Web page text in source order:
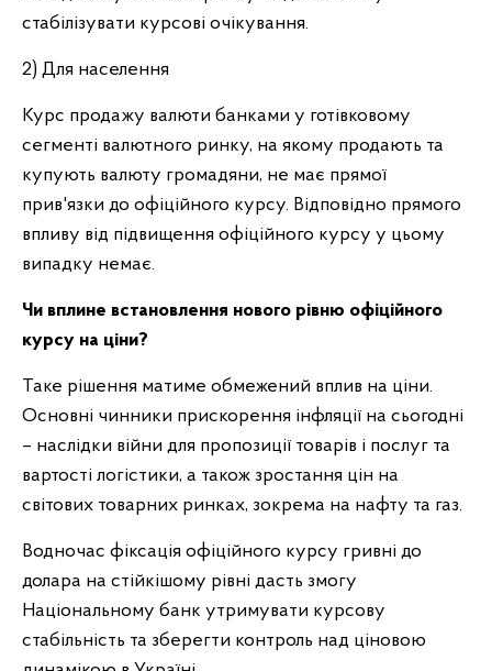
стабілізувати курсові очікування.
2) Для населення
Курс продажу валюти банками у готівковому
сегменті валютного ринку, на якому продають та
купують валюту громадяни, не має прямої
прив'язки до офіційного курсу. Відповідно прямого
впливу від підвищення офіційного курсу у цьому
випадку немає.
Чи вплине встановлення нового рівню офіційного
курсу на ціни?
Таке рішення матиме обмежений вплив на ціни.
Основні чинники прискорення інфляції на сьогодні
– наслідки війни для пропозиції товарів і послуг та
вартості логістики, а також зростання цін на
світових товарних ринках, зокрема на нафту та газ.
Водночас фіксація офіційного курсу гривні до
долара на стійкішому рівні дасть змогу
Національному банк утримувати курсову
стабільність та зберегти контроль над ціновою